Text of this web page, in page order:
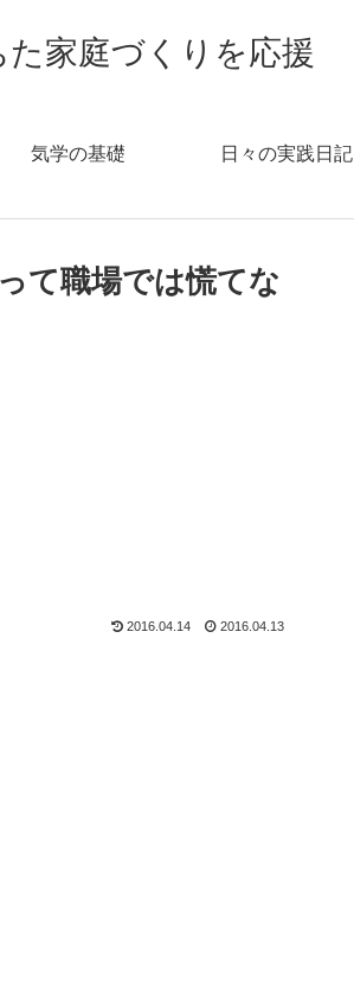
た家庭づくりを応援
気学の基礎 日々の実践日記
て職場では慌てな
2016.04.14 2016.04.13